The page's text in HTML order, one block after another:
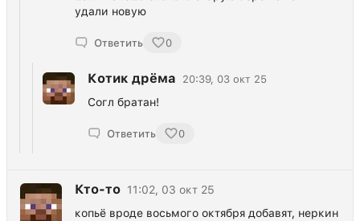
удали новую
Ответить 0
Котик дрёма 20:39, 03 окт 25
Согл братан!
Ответить 0
Кто-то 11:02, 03 окт 25
копьё вроде восьмого октября добавят, неркин